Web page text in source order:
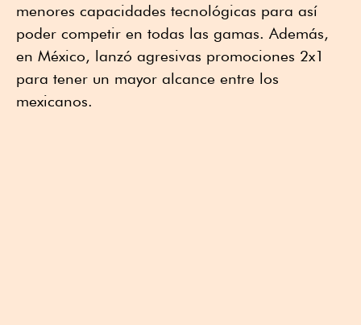
menores capacidades tecnológicas para así
poder competir en todas las gamas. Además,
en México, lanzó agresivas promociones 2x1
para tener un mayor alcance entre los
mexicanos.